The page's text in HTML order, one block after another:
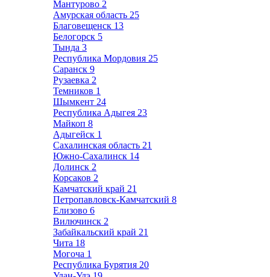
Мантурово 2
Амурская область 25
Благовещенск 13
Белогорск 5
Тында 3
Республика Мордовия 25
Саранск 9
Рузаевка 2
Темников 1
Шымкент 24
Республика Адыгея 23
Майкоп 8
Адыгейск 1
Сахалинская область 21
Южно-Сахалинск 14
Долинск 2
Корсаков 2
Камчатский край 21
Петропавловск-Камчатский 8
Елизово 6
Вилючинск 2
Забайкальский край 21
Чита 18
Могоча 1
Республика Бурятия 20